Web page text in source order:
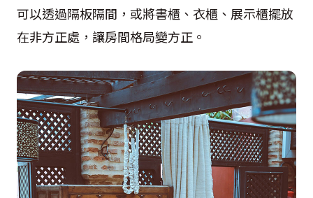
可以透過隔板隔間，或將書櫃、衣櫃、展示櫃擺放
在非方正處，讓房間格局變方正。